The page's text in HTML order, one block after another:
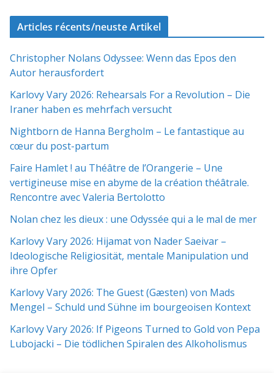
Articles récents/neuste Artikel
Christopher Nolans Odyssee: Wenn das Epos den
Autor herausfordert
Karlovy Vary 2026: Rehearsals For a Revolution – Die
Iraner haben es mehrfach versucht
Nightborn de Hanna Bergholm – Le fantastique au
cœur du post-partum
Faire Hamlet ! au Théâtre de l’Orangerie – Une
vertigineuse mise en abyme de la création théâtrale.
Rencontre avec Valeria Bertolotto
Nolan chez les dieux : une Odyssée qui a le mal de mer
Karlovy Vary 2026: Hijamat von Nader Saeivar​​ –
Ideologische Religiosität, mentale Manipulation und
ihre Opfer
Karlovy Vary 2026: The Guest (Gæsten) von Mads
Mengel – Schuld und Sühne im bourgeoisen Kontext
Karlovy Vary 2026: If Pigeons Turned to Gold von Pepa
Lubojacki – Die tödlichen Spiralen des Alkoholismus